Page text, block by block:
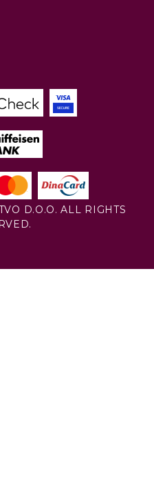
D.O.O. ALL RIGHTS